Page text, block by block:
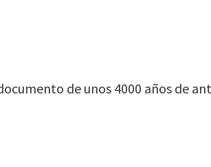
de unos 4000 años de